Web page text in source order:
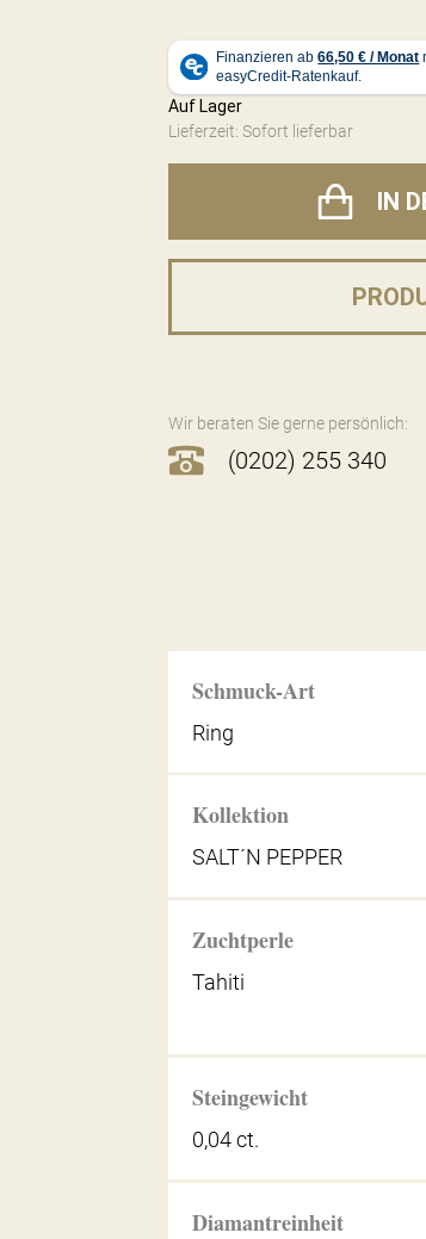
Auf Lager
Lieferzeit: Sofort lieferbar
IN
Wir beraten Sie gerne persönlich:
(0202) 255 340
Schmuck-Art
Ring
Kollektion
SALT´N PEPPER
Zuchtperle
Tahiti
Steingewicht
0,04 ct.
Diamantreinheit